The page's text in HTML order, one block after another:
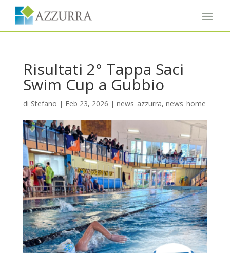
Risultati 2° Tappa Saci
Swim Cup a Gubbio
di Stefano | Feb 23, 2026 | news_azzurra, news_home